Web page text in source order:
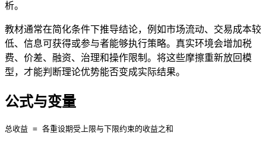
析。
教材通常在简化条件下推导结论，例如市场流动、交易成本较
低、信息可获得或参与者能够执行策略。真实环境会增加税
费、价差、融资、治理和操作限制。将这些摩擦重新放回模
型，才能判断理论优势能否变成实际结果。
公式与变量
总收益 = 各重设期受上限与下限约束的收益之和